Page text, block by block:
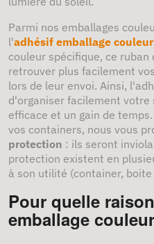
Parmi nos emballages
l'adhésif emballage couleur
couleur spécifique, ce
retrouver plus facilement
lors de leur envoi. Ainsi,
d'organiser facilement
efficace et un gain de
vos containers, nous vous
protection : ils seront
protection existent en
à son utilité (container,
Pour quelle
emballage